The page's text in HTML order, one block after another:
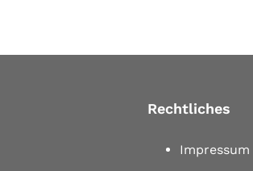
Rechtliches
Impressum